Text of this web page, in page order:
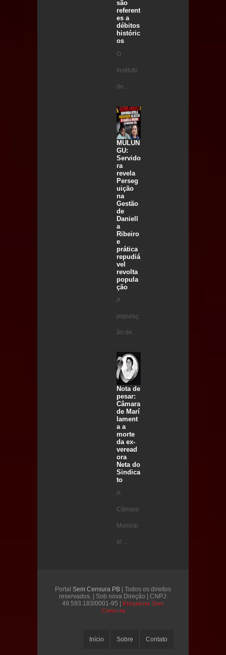
são
referent
es a
débitos
históric
os
O
Instituto
de ...
MULUN
GU:
Servido
ra
revela
Perseg
uição
na
Gestão
de
Daniell
a
Ribeiro
e
prática
repudiá
vel
revolta
popula
ção
A
populaç
ão de ...
Nota de
pesar:
Câmara
de Marí
lament
a a
morte
da ex-
veread
ora
Neta do
Sindica
to
A
Câmara
Municip
al ...
Portal Sem Censura PB | Todos os direitos
reservados. | Sob nova Direção | CNPJ:
49.593.183/0001-95 | Programa Sem
Censura
Início Sobre Contato